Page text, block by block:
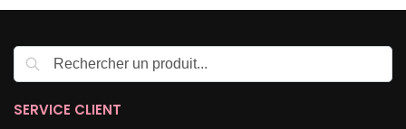
SERVICE CLIENT